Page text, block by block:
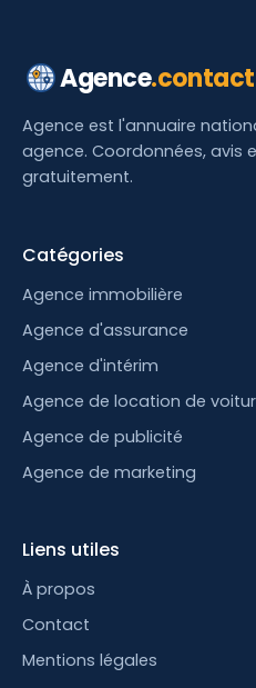
Agence.contact
Agence est l'annuaire
agence. Coordonnées, avis
gratuitement.
Catégories
Agence immobilière
Agence d'assurance
Agence d'intérim
Agence de location de
Agence de publicité
Agence de marketing
Liens utiles
À propos
Contact
Mentions légales